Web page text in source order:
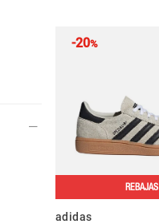
-20%
REBAJAS
adidas